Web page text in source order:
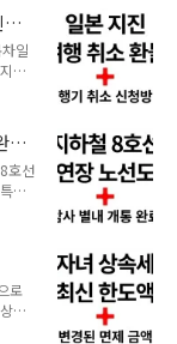
근
시
권
특
수
다.
는
일
진
문
기
령
지
은
호선
히
.
역
것
개
8
지
로
속
어